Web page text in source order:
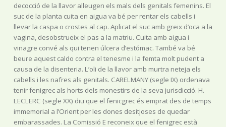
decocció de la llavor alleugen els mals dels genitals femenins. El
suc de la planta cuita en aigua va bé per rentar els cabells i
llevar la caspa o crostes al cap. Aplicat el suc amb greix d’oca a la
vagina, desobstrueix el pas a la matriu. Cuita amb aigua i
vinagre convé als qui tenen úlcera d’estómac. També va bé
beure aquest caldo contra el tenesme i la femta molt pudent a
causa de la disenteria. L’oli de la llavor amb murtra neteja els
cabells i les nafres als genitals. CARELMANY (segle IX) ordenava
tenir fenigrec als horts dels monestirs de la seva jurisdicció. H.
LECLERC (segle XX) diu que el fenicgrec és emprat des de temps
immemorial a l’Orient per les dones desitjoses de quedar
embarassades. La Comissió E reconeix que el fenigrec està